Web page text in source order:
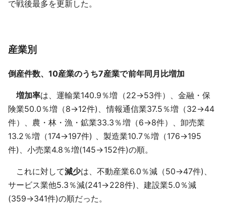
で戦後最多を更新した。
産業別
倒産件数、10産業のうち7産業で前年同月比増加
増加率は、運輸業140.9％増（22→53件）、金融・保
険業50.0％増（8→12件)、情報通信業37.5％増（32→44
件）、農・林・漁・鉱業33.3％増（6→8件）、卸売業
13.2％増（174→197件) 、製造業10.7％増（176→195
件)、小売業4.8％増(145→152件)の順。
これに対して減少は、不動産業6.0％減（50→47件)、
サービス業他5.3％減(241→228件)、建設業5.0％減
(359→341件)の順だった。